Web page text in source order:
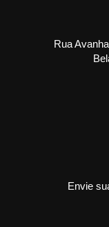
Rua
Envie